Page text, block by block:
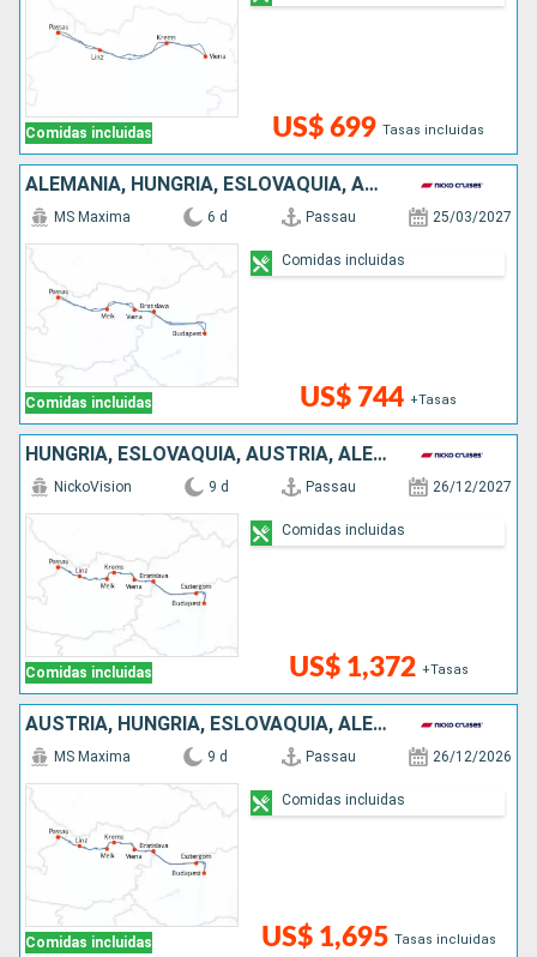
Comidas incluidas US$ 699 Tasas incluidas
ALEMANIA, HUNGRÍA, ESLOVAQUIA, AUSTRIA
Comidas incluidas
MS Maxima 6 d Passau 25/03/2027
US$ 744 +Tasas
Comidas incluidas
HUNGRÍA, ESLOVAQUIA, AUSTRIA, ALEMANIA
Comidas incluidas
NickoVision 9 d Passau 26/12/2027
US$ 1,372 +Tasas
Comidas incluidas
AUSTRIA, HUNGRÍA, ESLOVAQUIA, ALEMANIA
Comidas incluidas
MS Maxima 9 d Passau 26/12/2026
US$ 1,695 Tasas incluidas
Comidas incluidas